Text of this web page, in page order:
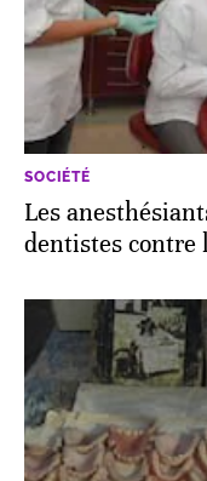
SOCIÉTÉ
Les
dentistes contre